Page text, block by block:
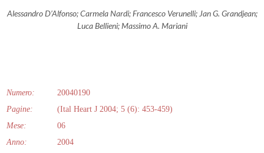
Alessandro D’Alfonso; Carmela Nardi; Francesco Verunelli; Jan G. Grandjean;
Luca Bellieni; Massimo A. Mariani
Numero:
20040190
Pagine:
(Ital Heart J 2004; 5 (6): 453-459)
Mese:
06
Anno:
2004